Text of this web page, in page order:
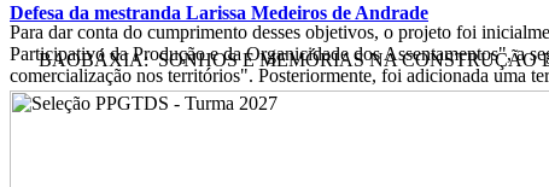
Defesa da mestranda Larissa Medeiros de Andrade
BAOBÁXIA: SONHOS E MEMÓRIAS NA CONSTRUÇÃO
Para dar conta do cumprimento desses objetivos, o projeto foi
Participativo da Produção e da Organicidade dos Assentamentos", a
comercialização nos territórios". Posteriormente, foi adicionada uma